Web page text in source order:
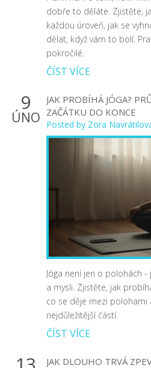
dobře to děláte. Zjistěte,
každou úroveň, jak se
dělat, když vám to bolí.
pokročilé.
ČÍST VÍCE
9
ÚNO
JAK PROBÍHÁ JÓGA?
ZAČÁTKU DO KONCE
Posted by Zora
Jóga není jen o polohách
a mysli. Zjistěte, jak
co se děje mezi polohami
nejdůležitější částí.
ČÍST VÍCE
JAK DLOUHO TRVÁ